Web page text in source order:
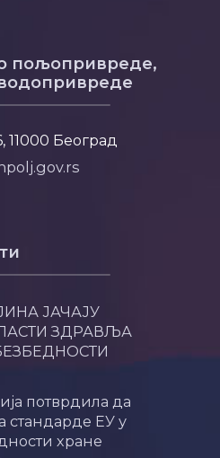
пољопривреде,
Београд
ЈАЧАЈУ
ЗДРАВЉА
потврдила да
стандарде ЕУ у
хране